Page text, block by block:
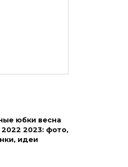
юбки весна
2022 2023: фото,
идеи